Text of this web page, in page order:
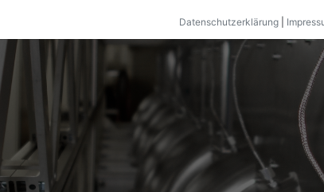
Datenschutzerklärung